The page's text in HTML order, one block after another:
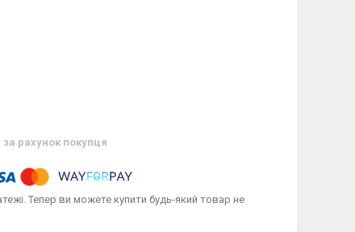
за рахунок покупця
Тепер ви можете купити будь-який товар не